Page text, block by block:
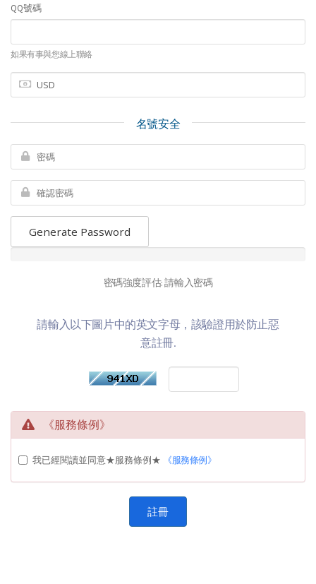
QQ號碼
如果有事與您線上聯絡
名號安全
Generate Password
密碼強度評估: 請輸入密碼
請輸入以下圖片中的英文字母，該驗證用於防止惡
意註冊.
《服務條例》
我已經閱讀並同意★服務條例★ 《服務條例》